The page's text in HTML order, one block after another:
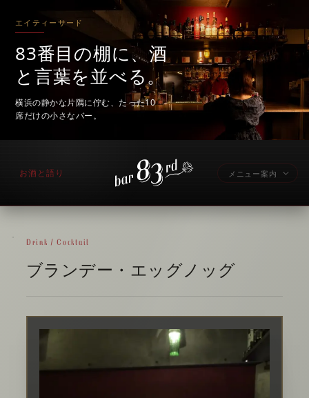
エイティーサード
83番目の棚に、酒
と言葉を並べる。
横浜の静かな片隅に佇む、たった10
席だけの小さなバー。
お酒と語り メニュー案内
Drink / Cocktail
ブランデー・エッグノッグ